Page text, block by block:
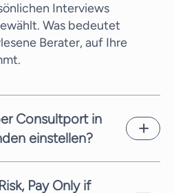
Interviews
Was bedeutet
Berater, auf Ihre
Consultport in
einstellen?
Pay Only if